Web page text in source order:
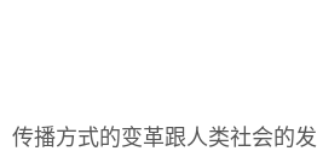
传播方式的变革跟人类社会的发